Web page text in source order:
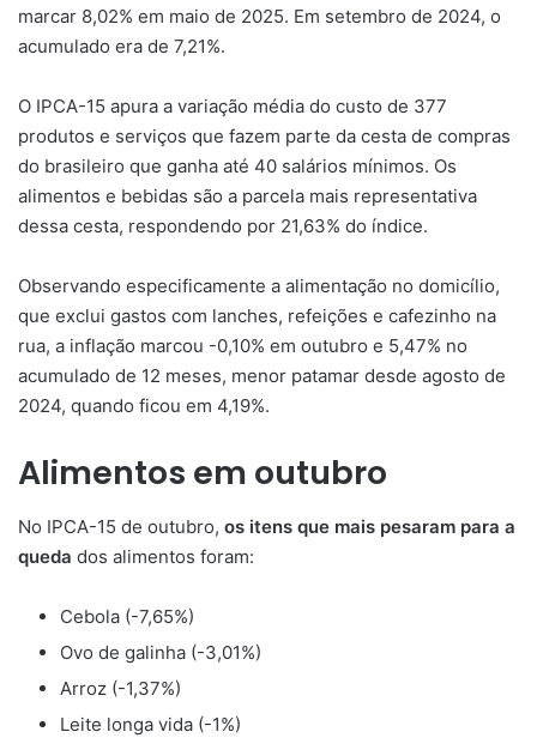
marcar 8,02% em maio de 2025. Em setembro de 2024, o
acumulado era de 7,21%.
O IPCA-15 apura a variação média do custo de 377
produtos e serviços que fazem parte da cesta de compras
do brasileiro que ganha até 40 salários mínimos. Os
alimentos e bebidas são a parcela mais representativa
dessa cesta, respondendo por 21,63% do índice.
Observando especificamente a alimentação no domicílio,
que exclui gastos com lanches, refeições e cafezinho na
rua, a inflação marcou -0,10% em outubro e 5,47% no
acumulado de 12 meses, menor patamar desde agosto de
2024, quando ficou em 4,19%.
Alimentos em outubro
No IPCA-15 de outubro, os itens que mais pesaram para a
queda dos alimentos foram:
Cebola (-7,65%)
Ovo de galinha (-3,01%)
Arroz (-1,37%)
Leite longa vida (-1%)